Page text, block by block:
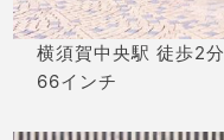
横須賀中央駅 徒歩2分
66インチ